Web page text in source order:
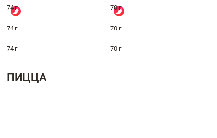
74 г 70 г
74 г 70 г
74 г 70 г
ПИЦЦА